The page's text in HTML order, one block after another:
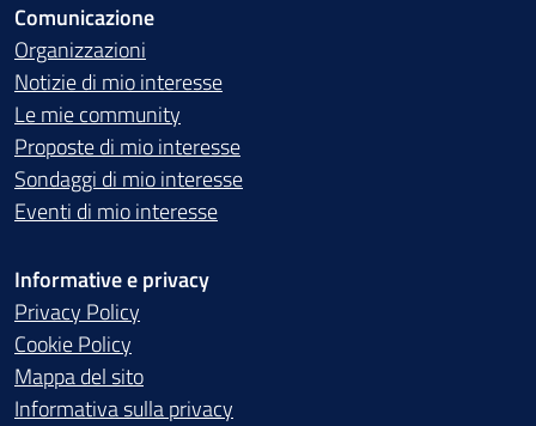
Comunicazione
Organizzazioni
Notizie di mio interesse
Le mie community
Proposte di mio interesse
Sondaggi di mio interesse
Eventi di mio interesse
Informative e privacy
Privacy Policy
Cookie Policy
Mappa del sito
Informativa sulla privacy